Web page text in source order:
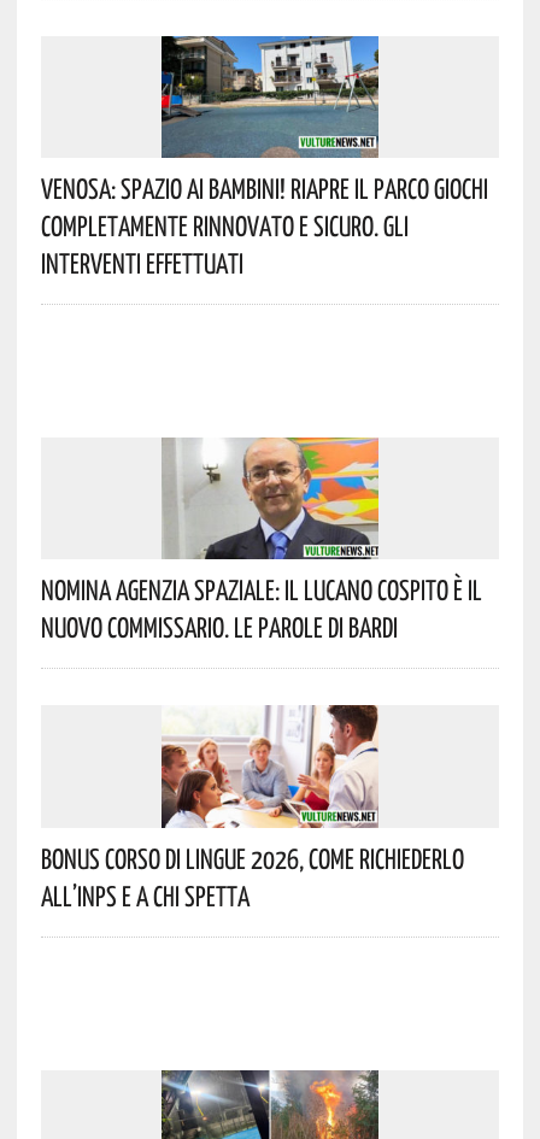
Venosa: Spazio Ai Bambini! Riapre Il Parco Giochi
Completamente Rinnovato E Sicuro. Gli
Interventi Effettuati
Nomina Agenzia Spaziale: Il Lucano Cospito È Il
Nuovo Commissario. Le Parole Di Bardi
Bonus Corso Di Lingue 2026, Come Richiederlo
All’INPS E A Chi Spetta